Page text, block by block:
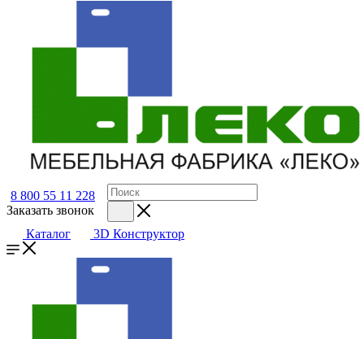
8 800 55 11 228
Заказать звонок
Каталог
3D Конструктор